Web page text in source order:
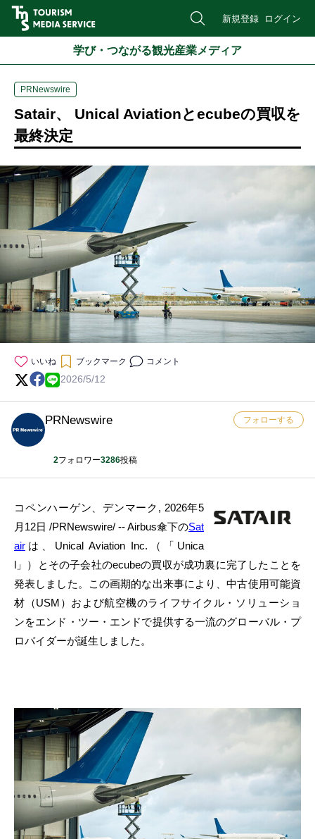
新規登録 ログイン
学び・つながる観光産業メディア
PRNewswire
Satair、 Unical Aviationとecubeの買収を
最終決定
いいね ブックマーク コメント
2026/5/12
PRNewswire
2フォロワー3286投稿
フォローする
コペンハーゲン、デンマーク , 2026年5
月12日 /PRNewswire/ -- Airbus傘下のSat
air は、Unical Aviation Inc.（「Unica
l」）とその子会社のecubeの買収が成功裏に完了したことを
発表しました。この画期的な出来事により、中古使用可能資
材（USM）および航空機のライフサイクル・ソリューショ
ンをエンド・ツー・エンドで提供する一流のグローバル・プ
ロバイダーが誕生しました。